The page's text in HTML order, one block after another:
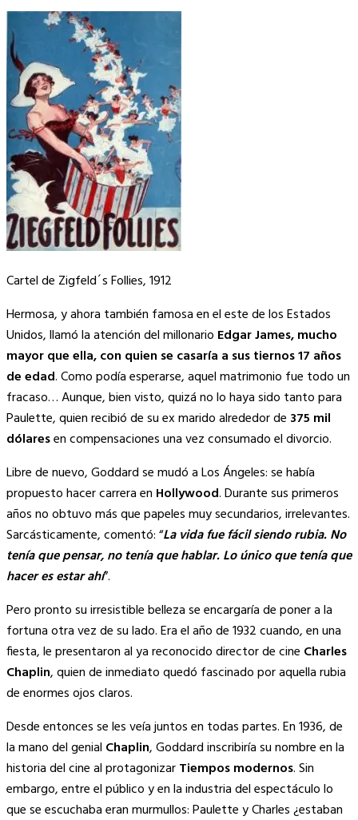
Cartel de Zigfeld´s Follies, 1912
Hermosa, y ahora también famosa en el este de los Estados
Unidos, llamó la atención del millonario Edgar James, mucho
mayor que ella, con quien se casaría a sus tiernos 17 años
de edad. Como podía esperarse, aquel matrimonio fue todo un
fracaso… Aunque, bien visto, quizá no lo haya sido tanto para
Paulette, quien recibió de su ex marido alrededor de 375 mil
dólaresen compensaciones una vez consumado el divorcio.
Libre de nuevo, Goddard se mudó a Los Ángeles: se había
propuesto hacer carrera en Hollywood. Durante sus primeros
años no obtuvo más que papeles muy secundarios, irrelevantes.
Sarcásticamente, comentó: “La vida fue fácil siendo rubia. No
tenía que pensar, no tenía que hablar. Lo único que tenía que
hacer es estar ahí”.
Pero pronto su irresistible belleza se encargaría de poner a la
fortuna otra vez de su lado. Era el año de 1932 cuando, en una
fiesta, le presentaron al ya reconocido director de cine Charles
Chaplin, quien de inmediato quedó fascinado por aquella rubia
de enormes ojos claros.
Desde entonces se les veía juntos en todas partes. En 1936, de
la mano del genial Chaplin, Goddard inscribiría su nombre en la
historia del cine al protagonizarTiempos modernos. Sin
embargo, entre el público y en la industria del espectáculo lo
que se escuchaba eran murmullos: Paulette y Charles ¿estaban